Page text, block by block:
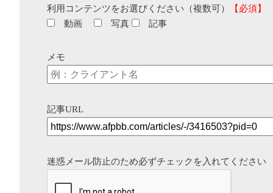
利用コンテンツをお選びください（複数可）
【必須】
動画
写真 記事
メモ
記事URL
迷惑メール防止のため必ずチェックを入れてください